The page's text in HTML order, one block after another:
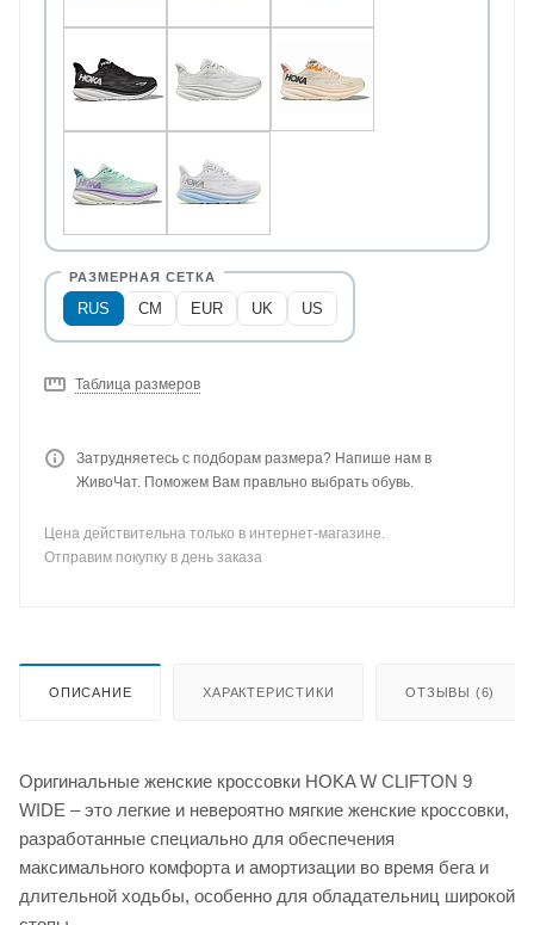
RUS CM EUR UK US
Таблица размеров
Затрудняетесь с подборам размера? Напише нам в
ЖивоЧат. Поможем Вам правльно выбрать обувь.
Цена действительна только в интернет-магазине.
Отправим покупку в день заказа
ОПИСАНИЕ ХАРАКТЕРИСТИКИ ОТЗЫВЫ (6)
Оригинальные женские кроссовки HOKA W CLIFTON 9
WIDE – это легкие и невероятно мягкие женские кроссовки,
разработанные специально для обеспечения
максимального комфорта и амортизации во время бега и
длительной ходьбы, особенно для обладательниц широкой